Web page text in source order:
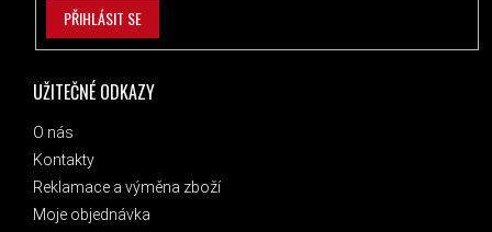
UŽITEČNÉ ODKAZY
O nás
Kontakty
Reklamace a výměna zboží
Moje objednávka
PŘIHLÁSIT SE